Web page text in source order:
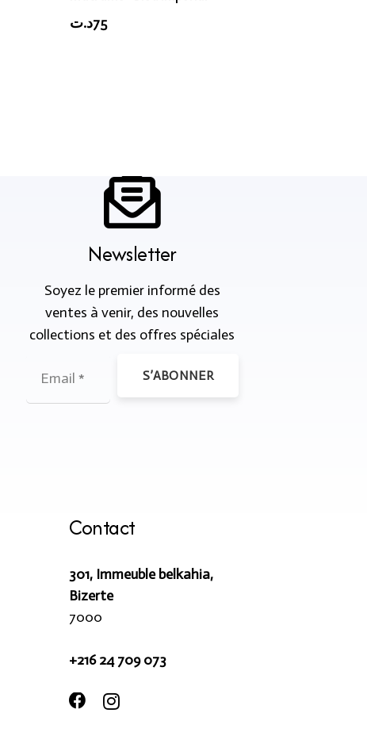
75د.ت
Newsletter
Soyez le premier informé des
ventes à venir, des nouvelles
collections et des offres spéciales
S’ABONNER
Contact
301, Immeuble belkahia,
Bizerte
7000
+216 24 709 073